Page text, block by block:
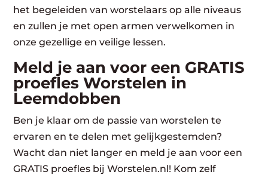
het begeleiden van worstelaars op alle niveaus
en zullen je met open armen verwelkomen in
onze gezellige en veilige lessen.
Meld je aan voor een GRATIS
proefles Worstelen in
Leemdobben
Ben je klaar om de passie van worstelen te
ervaren en te delen met gelijkgestemden?
Wacht dan niet langer en meld je aan voor een
GRATIS proefles bij Worstelen.nl! Kom zelf